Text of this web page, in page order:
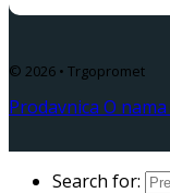
© 2026 • Trgopromet
Prodavnica O nama
Search for: